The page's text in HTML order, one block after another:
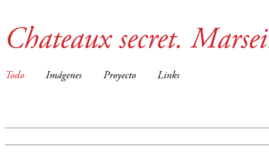
Chateaux secret.
Todo Imágenes Proyecto Links